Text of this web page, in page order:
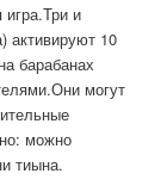
и
активируют 10
барабанах
могут
можно
тиына.